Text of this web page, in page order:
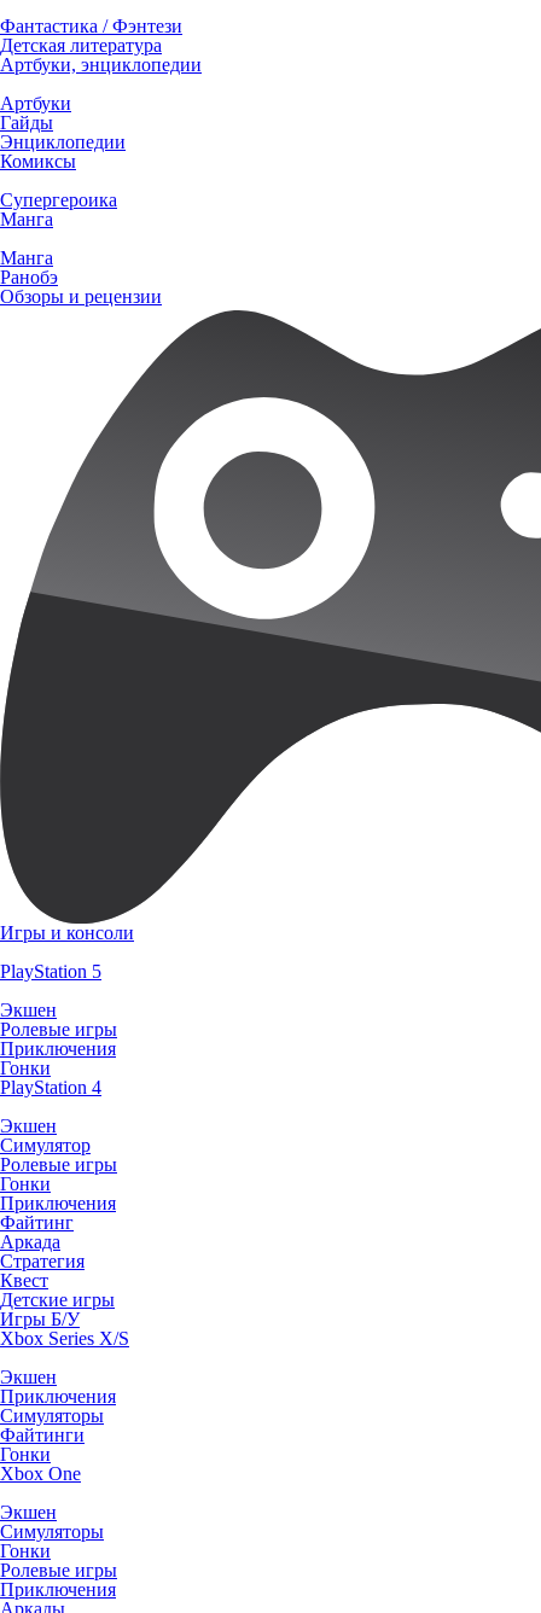
Фантастика / Фэнтези
Детская литература
Артбуки, энциклопедии
Артбуки
Гайды
Энциклопедии
Комиксы
Супергероика
Манга
Манга
Ранобэ
Обзоры и рецензии
Игры и консоли
PlayStation 5
Экшен
Ролевые игры
Приключения
Гонки
PlayStation 4
Экшен
Симулятор
Ролевые игры
Гонки
Приключения
Файтинг
Аркада
Стратегия
Квест
Детские игры
Игры Б/У
Xbox Series X/S
Экшен
Приключения
Симуляторы
Файтинги
Гонки
Xbox One
Экшен
Симуляторы
Гонки
Ролевые игры
Приключения
Аркады